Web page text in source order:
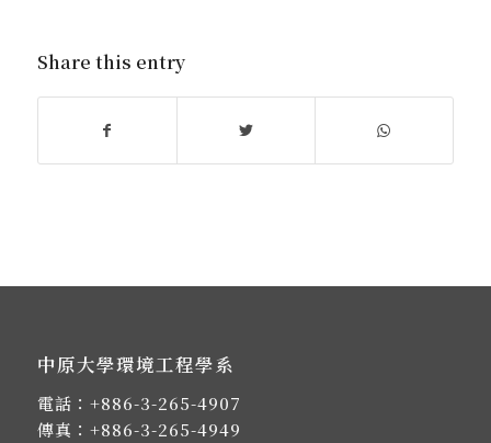
Share this entry
中原大學環境工程學系
電話： +886-3-265-4907
傳真：+886-3-265-4949